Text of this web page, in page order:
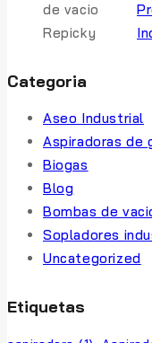
Categoria
Aseo Industrial
Aspiradoras de
Biogas
Blog
Bombas de
Sopladores
Uncategorized
Etiquetas